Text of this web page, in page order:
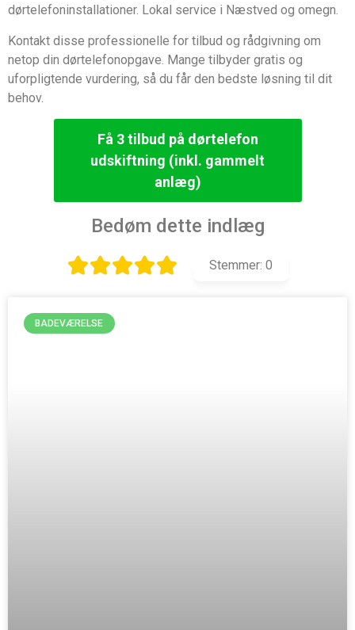
dørtelefoninstallationer. Lokal service i Næstved og omegn.
Kontakt disse professionelle for tilbud og rådgivning om
netop din dørtelefonopgave. Mange tilbyder gratis og
uforpligtende vurdering, så du får den bedste løsning til dit
behov.
Få 3 tilbud på dørtelefon
udskiftning (inkl. gammelt
anlæg)
Bedøm dette indlæg
Stemmer: 0
BADEVÆRELSE